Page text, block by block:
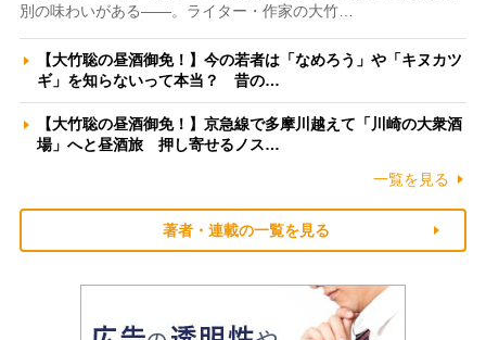
別の味わいがある――。ライター・作家の大竹…
【大竹聡の昼酒御免！】今の若者は「なめろう」や「キヌカツ
ギ」を知らないって本当？ 昔の…
【大竹聡の昼酒御免！】京急線で多摩川越えて「川崎の大衆酒
場」へと昼酒旅 押し寄せるノス…
一覧を見る
著者・連載の一覧を見る